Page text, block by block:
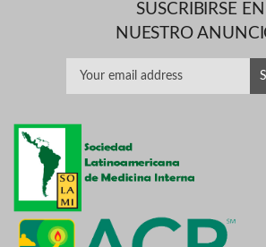
SUSCRIBIRSE EN
NUESTRO